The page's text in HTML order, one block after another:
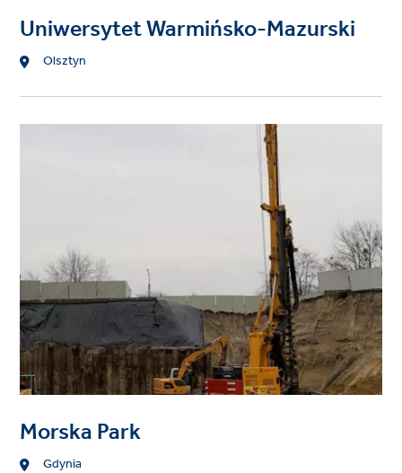
Uniwersytet Warmińsko-Mazurski
Lokalizacja
Olsztyn
Project
Morska Park
Lokalizacja
Gdynia